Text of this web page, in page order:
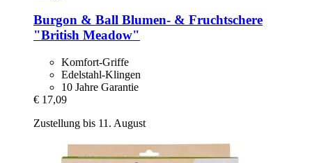
Burgon & Ball Blumen-​ & Fruchtschere
"British Meadow"
Komfort-Griffe
Edelstahl-Klingen
10 Jahre Garantie
€ 17,09
Zustellung bis 11. August